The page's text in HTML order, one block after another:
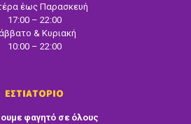
έως Παρασκευή
17:00 – 22:00
& Κυριακή
10:00 – 22:00
ΕΣΤΙΑΤΟΡΙΟ
φαγητό σε όλους